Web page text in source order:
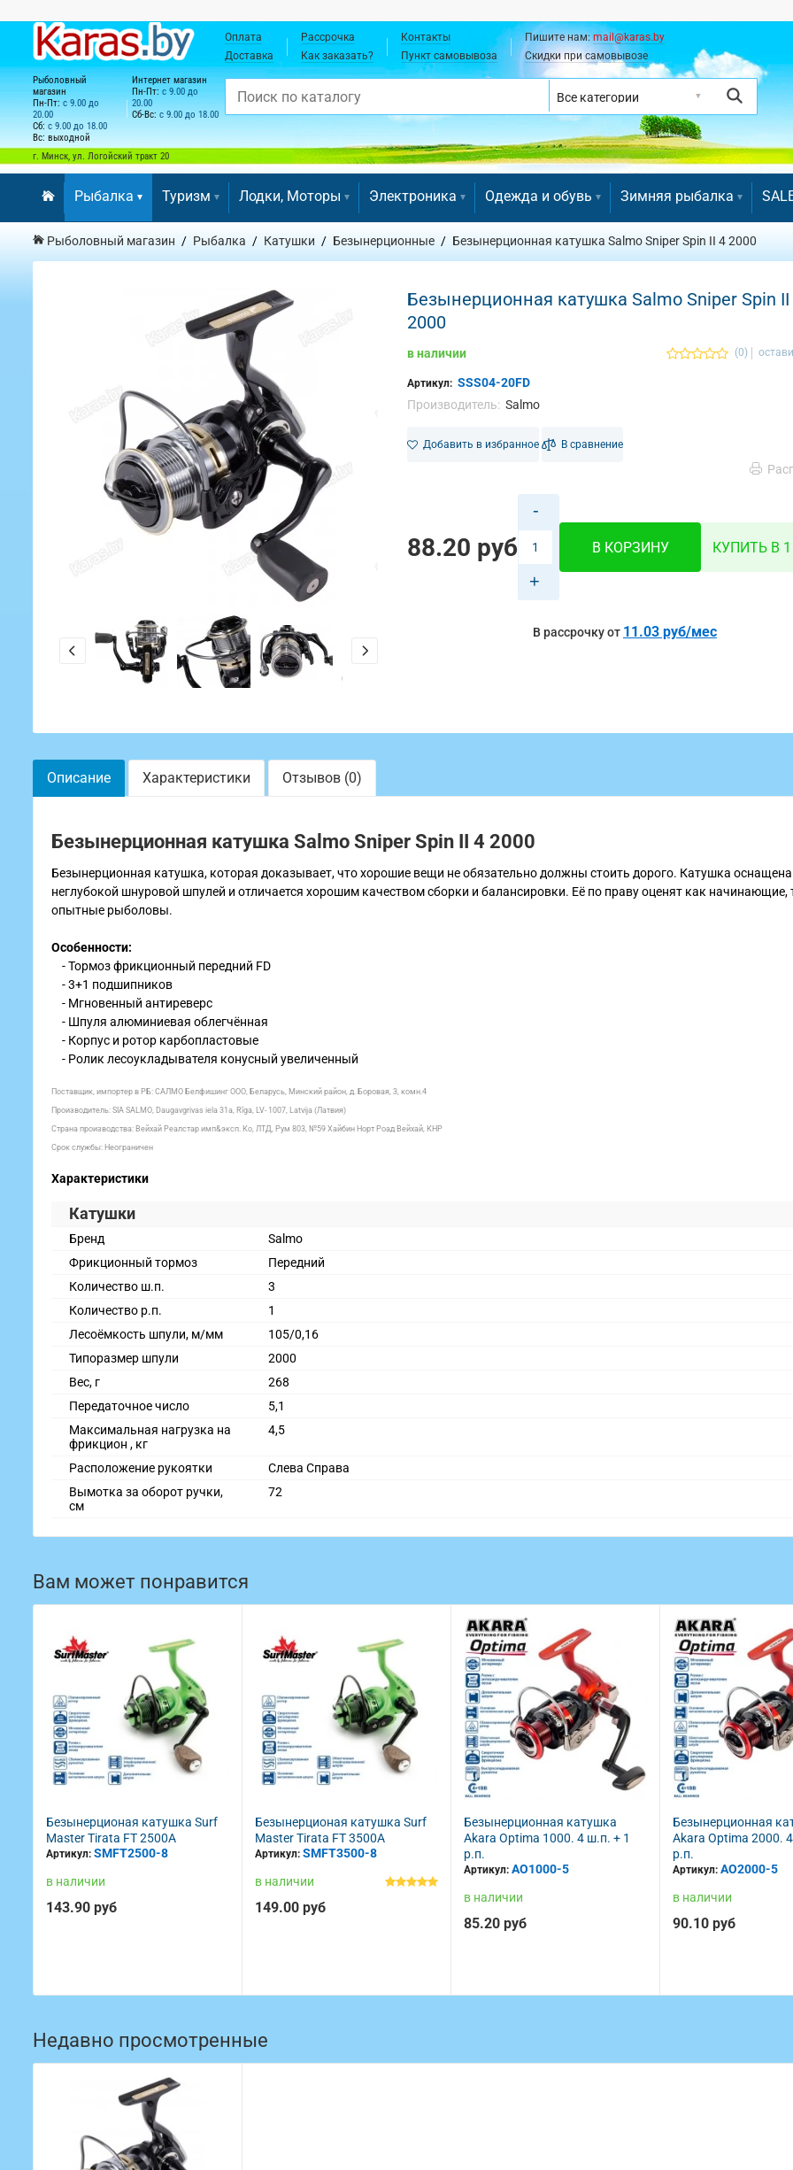
Рыболовный
магазин
Пн-Пт: с 9.00 до
20.00
Сб: с 9.00 до 18.00
Вс: выходной
Интернет магазин
Пн-Пт: с 9.00 до
20.00
Сб-Вс: с 9.00 до 18.00
г. Минск, ул. Логойский тракт 20
Оплата
Доставка
Рассрочка
Как заказать?
Контакты
Пункт самовывоза
Пишите нам:mail@karas.by
Скидки при самовывозе
Рыбалка Туризм Лодки, Моторы Электроника Одежда и обувь Зимняя рыбалка
Рыболовный магазин Рыбалка Катушки Безынерционные Безынерционная катушка Salmo Sniper Spin II 4 2000
Безынерционная катушка Salmo Sniper Spin II
2000
в наличии (0)
Артикул: SSS04-20FD
Производитель: Salmo
Добавить в избранное В сравнение
88.20 руб
-
+
В КОРЗИНУ КУПИТЬ В
В рассрочку от 11.03 руб/мес
Описание Характеристики Отзывов (0)
Безынерционная катушка Salmo Sniper Spin II 4 2000
Безынерционная катушка, которая доказывает, что хорошие вещи не обязательно должны стоить дорого. Катушка оснащена
неглубокой шнуровой шпулей и отличается хорошим качеством сборки и балансировки. Её по праву оценят как начинающие,
опытные рыболовы.
Особенности:
- Тормоз фрикционный передний FD
- 3+1 подшипников
- Мгновенный антиреверс
- Шпуля алюминиевая облегчённая
- Корпус и ротор карбопластовые
- Ролик лесоукладывателя конусный увеличенный
Поставщик, импортер в РБ: САЛМО Белфишинг ООО, Беларусь, Минский район, д. Боровая, 3, комн.4
Производитель: SIA SALMO, Daugavgrivas iela 31a, Rīga, LV- 1007, Latvija (Латвия)
Страна производства: Вейхай Реалстар имп&эксп. Ко, ЛТД, Рум 803, №59 Хайбин Норт Роад Вейхай, КНР
Срок службы: Неограничен
Характеристики
Катушки
Бренд
Salmo
Фрикционный тормоз
Передний
Количество ш.п.
3
Количество р.п.
1
Лесоёмкость шпули, м/мм
105/0,16
Типоразмер шпули
2000
Вес, г
268
Передаточное число
5,1
Максимальная нагрузка на
фрикцион , кг
4,5
Расположение рукоятки
Слева Справа
Вымотка за оборот ручки,
см
72
Вам может понравится
Безынерционая катушка Surf
Master Tirata FT 2500A
Артикул: SMFT2500-8
в наличии
143.90 руб
Безынерционая катушка Surf
Master Tirata FT 3500A
Артикул: SMFT3500-8
в наличии
149.00 руб
Безынерционная катушка
Akara Optima 1000. 4 ш.п. + 1
р.п.
Артикул: AO1000-5
в наличии
85.20 руб
Безынерционная
Akara Optima 2000.
р.п.
Артикул: AO2000-5
в наличии
90.10 руб
Недавно просмотренные